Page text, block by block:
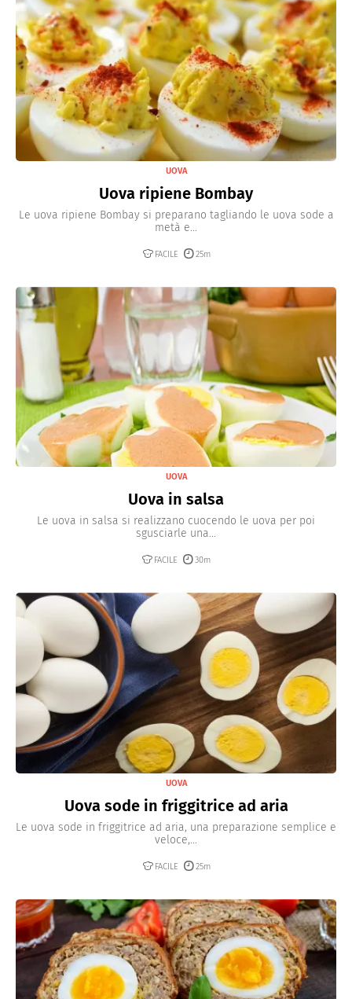
UOVA
Uova ripiene Bombay
Le uova ripiene Bombay si preparano tagliando le uova sode a
metà e...
FACILE 25m
UOVA
Uova in salsa
Le uova in salsa si realizzano cuocendo le uova per poi
sgusciarle una...
FACILE 30m
UOVA
Uova sode in friggitrice ad aria
Le uova sode in friggitrice ad aria, una preparazione semplice e
veloce,...
FACILE 25m